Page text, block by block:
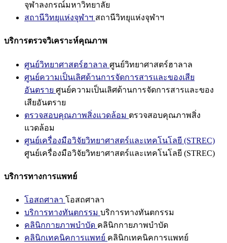
จุฬาลงกรณ์มหาวิทยาลัย
สถานีวิทยุแห่งจุฬาฯ สถานีวิทยุแห่งจุฬาฯ
บริการตรวจวิเคราะห์คุณภาพ
ศูนย์วิทยาศาสตร์ฮาลาล ศูนย์วิทยาศาสตร์ฮาลาล
ศูนย์ความเป็นเลิศด้านการจัดการสารและของเสีย
อันตราย ศูนย์ความเป็นเลิศด้านการจัดการสารและของ
เสียอันตราย
ตรวจสอบคุณภาพสิ่งแวดล้อม ตรวจสอบคุณภาพสิ่ง
แวดล้อม
ศูนย์เครื่องมือวิจัยวิทยาศาสตร์และเทคโนโลยี (STREC)
ศูนย์เครื่องมือวิจัยวิทยาศาสตร์และเทคโนโลยี (STREC)
บริการทางการแพทย์
โอสถศาลา โอสถศาลา
บริการทางทันตกรรม บริการทางทันตกรรม
คลินิกกายภาพบำบัด คลินิกกายภาพบำบัด
คลินิกเทคนิคการแพทย์ คลินิกเทคนิคการแพทย์